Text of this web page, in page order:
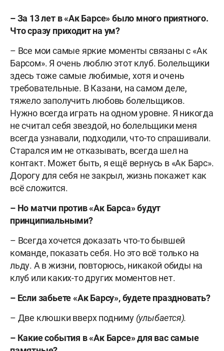
–За 13 лет в «Ак Барсе» было много приятного.
Что сразу приходит на ум?
– Все мои самые яркие моменты связаны с «Ак
Барсом». Я очень люблю этот клуб. Болельщики
здесь тоже самые любимые, хотя и очень
требовательные. В Казани, на самом деле,
тяжело заполучить любовь болельщиков.
Нужно всегда играть на одном уровне. Я никогда
не считал себя звездой, но болельщики меня
всегда узнавали, подходили, что-то спрашивали.
Старался им не отказывать, всегда шел на
контакт. Может быть, я ещё вернусь в «Ак Барс».
Дорогу для себя не закрыл, жизнь покажет как
всё сложится.
– Но матчи против «Ак Барса» будут
принципиальными?
– Всегда хочется доказать что-то бывшей
команде, показать себя. Но это всё только на
льду. А в жизни, повторюсь, никакой обиды на
клуб или каких-то других моментов нет.
– Если забьете «Ак Барсу», будете праздновать?
– Две клюшки вверх подниму (улыбается).
– Какие события в «Ак Барсе» для вас самые